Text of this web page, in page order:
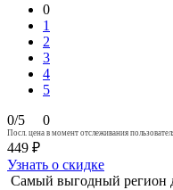
0
1
2
3
4
5
0/5 0
Посл. цена в момент отслеживания
449 ₽
Узнать о скидке
Самый выгодный регион